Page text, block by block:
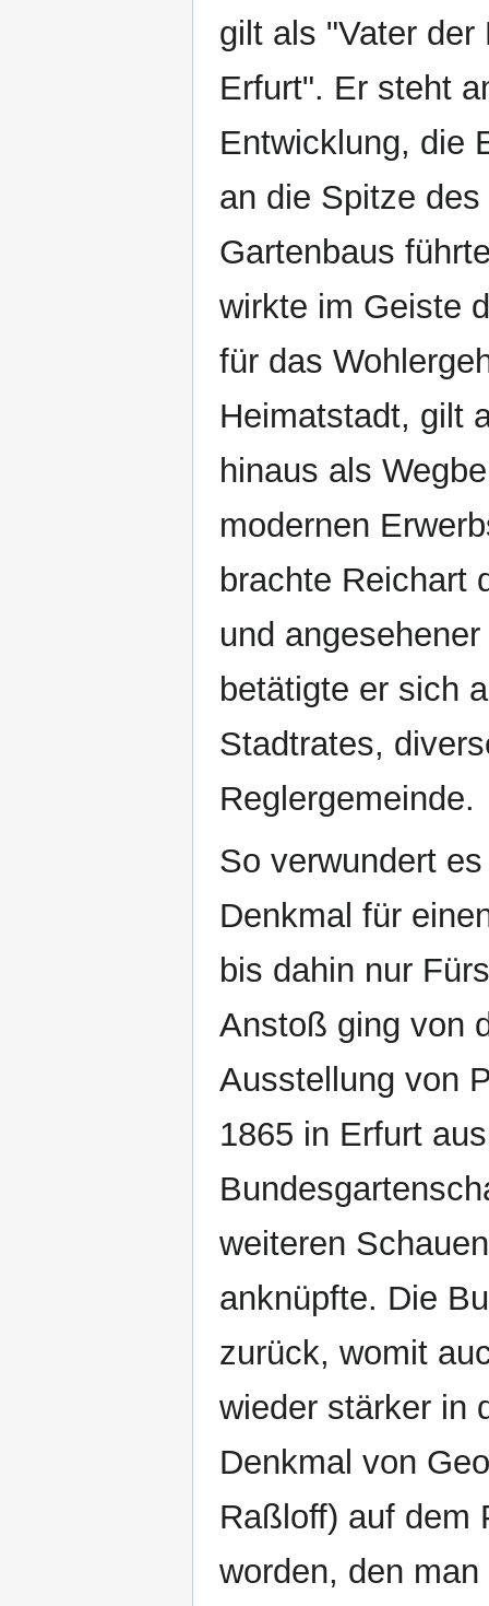
gilt als "Vater der
Erfurt". Er steht
Entwicklung, die
an die Spitze
Gartenbaus
wirkte im Geiste
für das
Heimatstadt, gilt
hinaus als
modernen
brachte Reichart
und
betätigte er sich
Stadtrates,
Reglergemeinde.
So verwundert
Denkmal für
bis dahin nur
Anstoß ging von
Ausstellung von
1865 in Erfurt
weiteren
anknüpfte. Die
zurück, womit
wieder stärker in
Denkmal von
Raßloff) auf dem
worden, den